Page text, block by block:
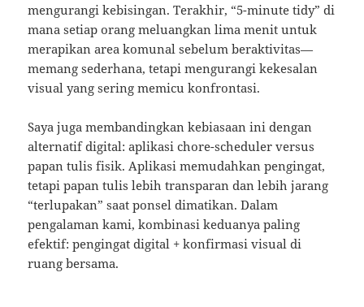
mengurangi kebisingan. Terakhir, “5-minute tidy” di
mana setiap orang meluangkan lima menit untuk
merapikan area komunal sebelum beraktivitas—
memang sederhana, tetapi mengurangi kekesalan
visual yang sering memicu konfrontasi.
Saya juga membandingkan kebiasaan ini dengan
alternatif digital: aplikasi chore-scheduler versus
papan tulis fisik. Aplikasi memudahkan pengingat,
tetapi papan tulis lebih transparan dan lebih jarang
“terlupakan” saat ponsel dimatikan. Dalam
pengalaman kami, kombinasi keduanya paling
efektif: pengingat digital + konfirmasi visual di
ruang bersama.